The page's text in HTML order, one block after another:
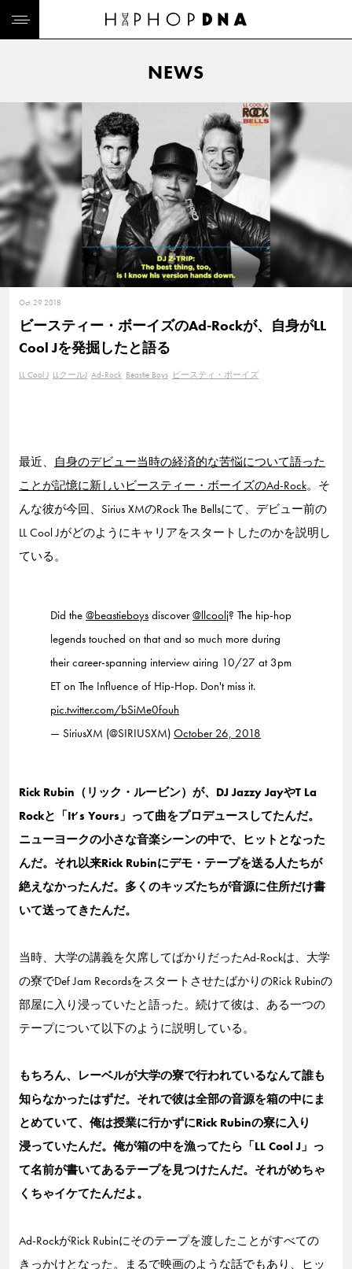
NEWS
Oct. 29 2018
ビースティー・ボーイズのAd-Rockが、自身がLL
Cool Jを発掘したと語る
LL Cool J LLクールJ Ad-Rock Beastie Boys ビースティ・ボーイズ
最近、 自身のデビュー当時の経済的な苦悩について語った
ことが記憶に新しいビースティー・ボーイズのAd-Rock。そ
んな彼が今回、Sirius XMのRock The Bellsにて、デビュー前の
LL Cool Jがどのようにキャリアをスタートしたのかを説明し
ている。
Did the @beastieboys discover@llcoolj? The hip-hop
legends touched on that and so much more during
their career-spanning interview airing 10/27 at 3pm
ET on The Influence of Hip-Hop. Don't miss it.
pic.twitter.com/bSiMe0fouh
— SiriusXM (@SIRIUSXM) October 26, 2018
Rick Rubin（リック・ルービン）が、DJ Jazzy JayやT La
Rockと「It’s Yours」って曲をプロデュースしてたんだ。
ニューヨークの小さな音楽シーンの中で、ヒットとなった
んだ。それ以来Rick Rubinにデモ・テープを送る人たちが
絶えなかったんだ。多くのキッズたちが音源に住所だけ書
いて送ってきたんだ。
当時、大学の講義を欠席してばかりだったAd-Rockは、大学
の寮でDef Jam RecordsをスタートさせたばかりのRick Rubinの
部屋に入り浸っていたと語った。続けて彼は、ある一つの
テープについて以下のように説明している。
もちろん、レーベルが大学の寮で行われているなんて誰も
知らなかったはずだ。それで彼は全部の音源を箱の中にま
とめていて、俺は授業に行かずにRick Rubinの寮に入り
浸っていたんだ。俺が箱の中を漁ってたら「LL Cool J」っ
て名前が書いてあるテープを見つけたんだ。それがめちゃ
くちゃイケてたんだよ。
Ad-RockがRick Rubinにそのテープを渡したことがすべての
きっかけとなった。まるで映画のような話でもあり、ヒッ